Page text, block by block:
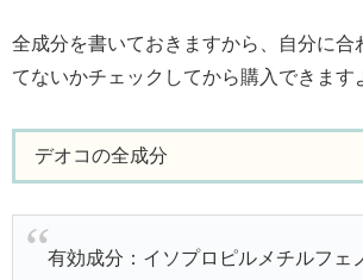
全成分を書いておきますから、自分に合
てないかチェックしてから購入できます
デオコの全成分
有効成分：イソプロピルメチルフェ